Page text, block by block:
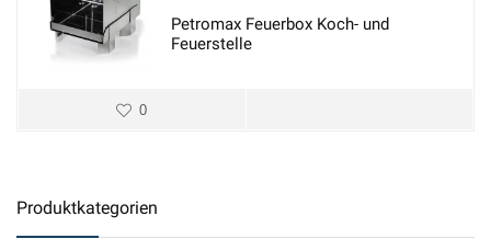
Petromax Feuerbox Koch- und
Feuerstelle
0
Produktkategorien